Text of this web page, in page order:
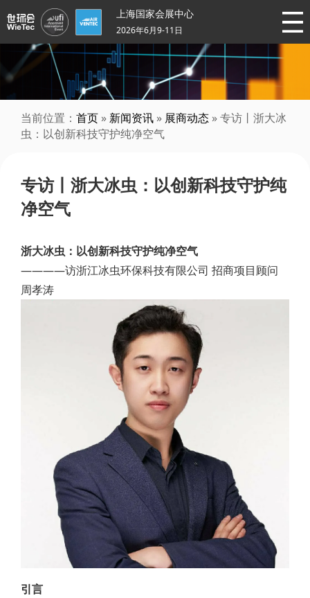
上海国家会展中心
2026年6月9-11日
当前位置： 首页 » 新闻资讯 » 展商动态 » 专访丨浙大冰
虫：以创新科技守护纯净空气
专访丨浙大冰虫：以创新科技守护纯
净空气
浙大冰虫：以创新科技守护纯净空气
————访浙江冰虫环保科技有限公司 招商项目顾问
周孝涛
引言